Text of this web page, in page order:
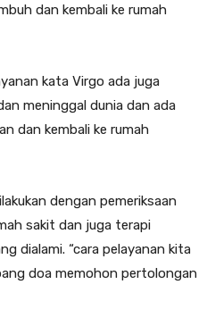
dan kembali ke rumah
kata Virgo ada juga
meninggal dunia dan ada
dan kembali ke rumah
dengan pemeriksaan
sakit dan juga terapi
dialami. “cara pelayanan kita
doa memohon pertolongan